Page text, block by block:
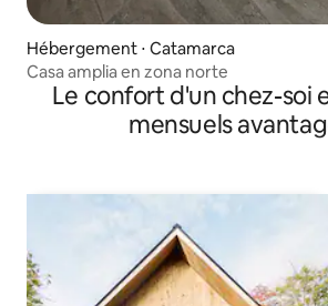
Hébergement ⋅ Catamarca
Casa amplia en zona norte
Le confort d'un chez-soi
mensuels